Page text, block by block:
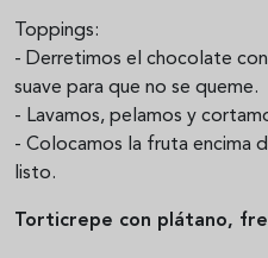
Toppings:
- Derretimos el chocolate
suave para que no se queme.
- Lavamos, pelamos y
- Colocamos la fruta encima
listo.
Torticrepe con plátano,